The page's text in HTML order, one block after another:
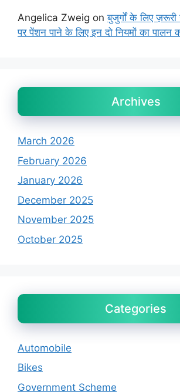
Angelica Zweig onबुजुर्गों के लिए
पर पेंशन पाने के लिए इन दो नियमों का पालन
Archives
March 2026
February 2026
January 2026
December 2025
November 2025
October 2025
Categories
Automobile
Bikes
Government Scheme